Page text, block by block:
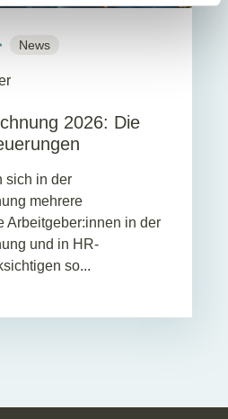
News
2026: Die
sich in der
mehrere
Arbeitgeber:innen in der
und in HR-
so...